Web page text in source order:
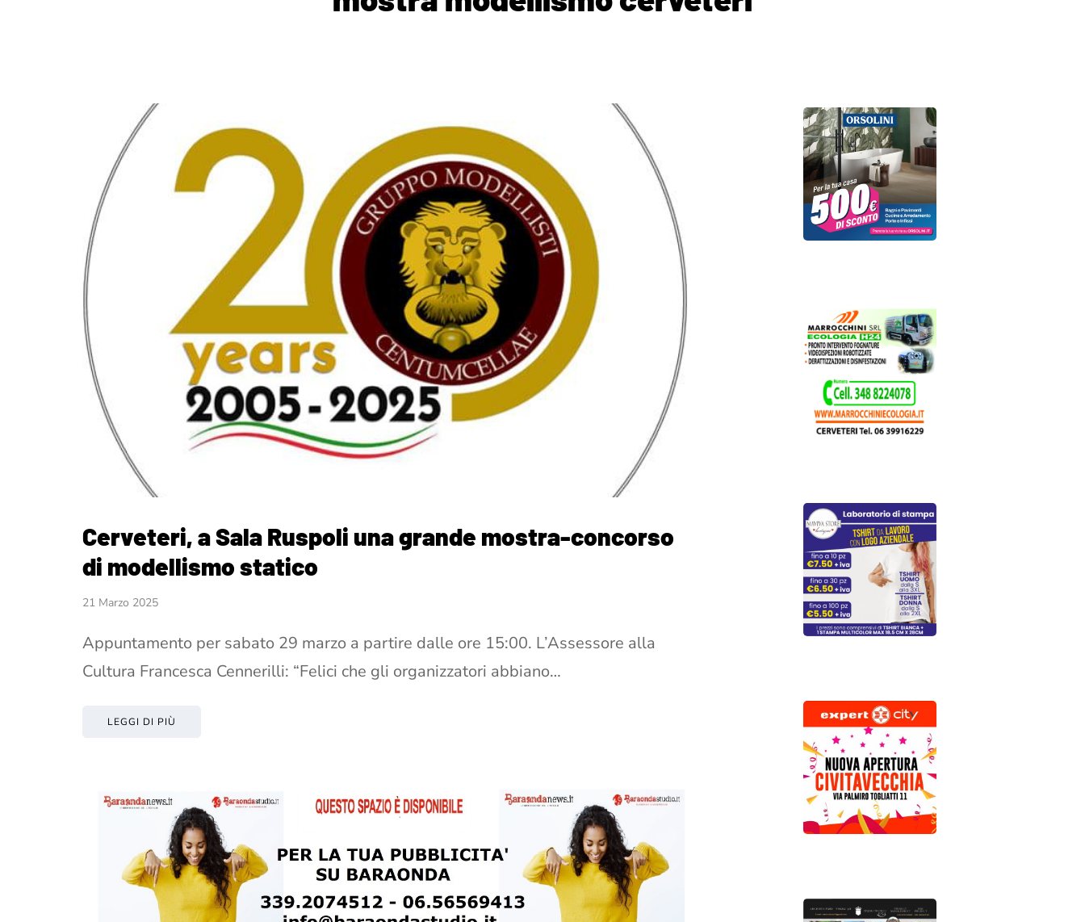
Cerveteri, a Sala Ruspoli una grande mostra-concorso
di modellismo statico
21 Marzo 2025
Appuntamento per sabato 29 marzo a partire dalle ore 15:00. L’Assessore alla
Cultura Francesca Cennerilli: “Felici che gli organizzatori abbiano…
LEGGI DI PIÙ